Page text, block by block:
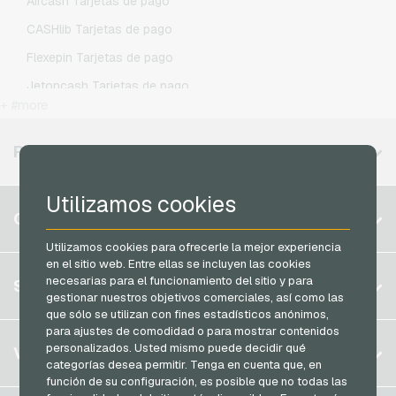
Utilizamos cookies
Utilizamos cookies para ofrecerle la mejor experiencia
en el sitio web. Entre ellas se incluyen las cookies
necesarias para el funcionamiento del sitio y para
gestionar nuestros objetivos comerciales, así como las
que sólo se utilizan con fines estadísticos anónimos,
para ajustes de comodidad o para mostrar contenidos
personalizados. Usted mismo puede decidir qué
categorías desea permitir. Tenga en cuenta que, en
función de su configuración, es posible que no todas las
CASHlib Tarjetas de pago
Flexepin Tarjetas de pago
Jetoncash Tarjetas de pago
Neosurf Tarjetas de pago
Razer Gold Tarjetas de pago
Transcash Tarjetas de pago
REGIONES DISPONIBLES
Bélgica
Alemania (DE)
Alemania (EN)
Francia
Italia
Países Bajos
CUENTA
Registrar
Iniciar sesión
Mi carrito
SERVICIO
FAQ
Modos de pago
VGO-SHOP